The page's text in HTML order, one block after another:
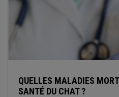
QUELLES MALADIES
SANTÉ DU CHAT ?